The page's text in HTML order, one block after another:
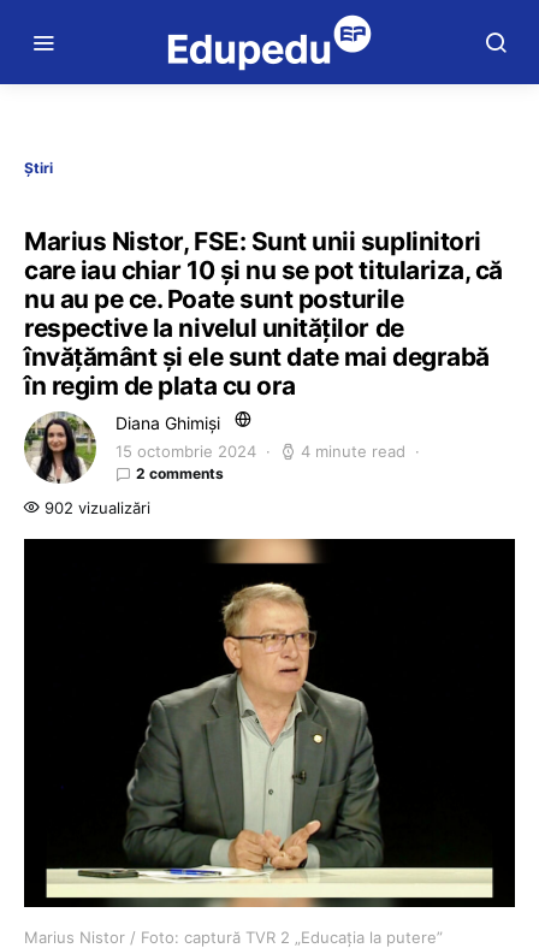
Știri
Marius Nistor, FSE: Sunt unii suplinitori
care iau chiar 10 și nu se pot titulariza, că
nu au pe ce. Poate sunt posturile
respective la nivelul unităților de
învățământ și ele sunt date mai degrabă
în regim de plata cu ora
Diana Ghimiși
15 octombrie 2024 4 minute read
2 comments
902 vizualizări
Marius Nistor / Foto: captură TVR 2 „Educația la putere”